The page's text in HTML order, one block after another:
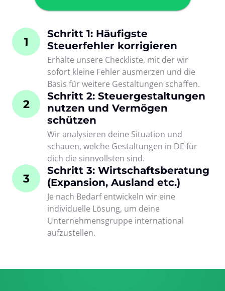
1
Schritt 1: Häufigste
Steuerfehler korrigieren
Erhalte unsere Checkliste, mit der wir
sofort kleine Fehler ausmerzen und die
Basis für weitere Gestaltungen schaffen.
2
Schritt 2: Steuergestaltungen
nutzen und Vermögen
schützen
Wir analysieren deine Situation und
schauen, welche Gestaltungen in DE für
dich die sinnvollsten sind.
3
Schritt 3: Wirtschaftsberatung
(Expansion, Ausland etc.)
Je nach Bedarf entwickeln wir eine
individuelle Lösung, um deine
Unternehmensgruppe international
aufzustellen.